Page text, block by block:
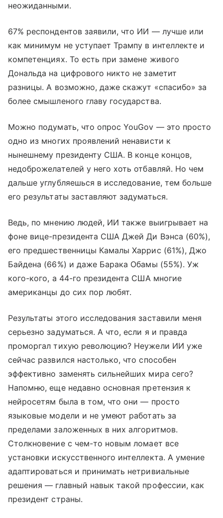
неожиданными.
67% респондентов заявили, что ИИ — лучше или
как минимум не уступает Трампу в интеллекте и
компетенциях. То есть при замене живого
Дональда на цифрового никто не заметит
разницы. А возможно, даже скажут «спасибо» за
более смышленого главу государства.
Можно подумать, что опрос YouGov — это просто
одно из многих проявлений ненависти к
нынешнему президенту США. В конце концов,
недоброжелателей у него хоть отбавляй. Но чем
дальше углубляешься в исследование, тем больше
его результаты заставляют задуматься.
Ведь, по мнению людей, ИИ также выигрывает на
фоне вице-президента США Джей Ди Вэнса (60%),
его предшественницы Камалы Харрис (61%), Джо
Байдена (66%) и даже Барака Обамы (55%). Уж
кого-кого, а 44-го президента США многие
американцы до сих пор любят.
Результаты этого исследования заставили меня
серьезно задуматься. А что, если я и правда
проморгал тихую революцию? Неужели ИИ уже
сейчас развился настолько, что способен
эффективно заменять сильнейших мира сего?
Напомню, еще недавно основная претензия к
нейросетям была в том, что они — просто
языковые модели и не умеют работать за
пределами заложенных в них алгоритмов.
Столкновение с чем-то новым ломает все
установки искусственного интеллекта. А умение
адаптироваться и принимать нетривиальные
решения — главный навык такой профессии, как
президент страны.